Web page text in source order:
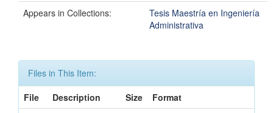
Appears in Collections:
Tesis Maestría en Ingeniería
Administrativa
Files in This Item:
File
Description Size
Format